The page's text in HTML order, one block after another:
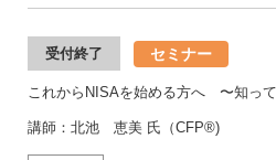
受付終了 セミナー
これからNISAを始める方へ 〜知っ
講師：北池 恵美 氏（CFP®)